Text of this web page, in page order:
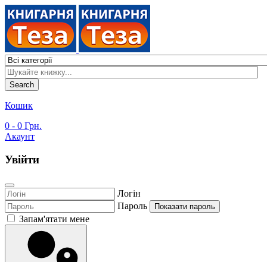
Search
Кошик
0 - 0 Грн.
Акаунт
Увійти
Логін
Пароль
Показати пароль
Запам'ятати мене